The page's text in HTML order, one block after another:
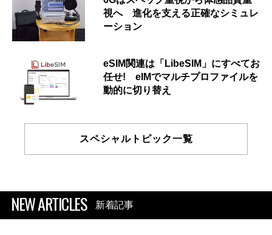
視へ 進化を支える正確なシミュレ
ーション
eSIM関連は「LibeSIM」にすべてお
任せ! eIMでマルチプロファイルを
動的に切り替え
スペシャルトピック一覧
NEW ARTICLES 新着記事